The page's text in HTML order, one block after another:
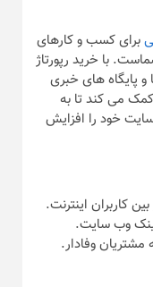
برای کسب و کارهای
با خرید رپورتاژ
پایگاه‌ های خبری
می‌ کند تا به
خود را افزایش
کاربران اینترنت.
وب‌ سایت.
مشتریان وفادار.